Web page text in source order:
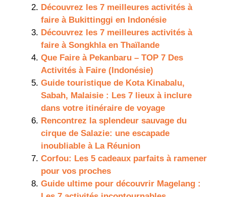
Découvrez les 7 meilleures activités à
faire à Bukittinggi en Indonésie
Découvrez les 7 meilleures activités à
faire à Songkhla en Thaïlande
Que Faire à Pekanbaru – TOP 7 Des
Activités à Faire (Indonésie)
Guide touristique de Kota Kinabalu,
Sabah, Malaisie : Les 7 lieux à inclure
dans votre itinéraire de voyage
Rencontrez la splendeur sauvage du
cirque de Salazie: une escapade
inoubliable à La Réunion
Corfou: Les 5 cadeaux parfaits à ramener
pour vos proches
Guide ultime pour découvrir Magelang :